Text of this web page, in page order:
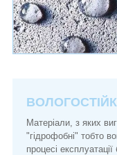
Матеріали, з яких
"гідрофобні" тобто
процесі